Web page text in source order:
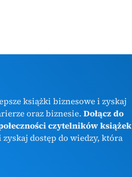
książki biznesowe i zyskaj
oraz biznesie. Dołącz do
czytelników książek
zyskaj dostęp do wiedzy, która